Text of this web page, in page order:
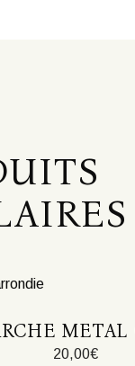
METAL
20,00€